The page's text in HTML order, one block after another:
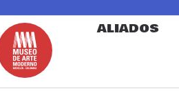
ALIADOS